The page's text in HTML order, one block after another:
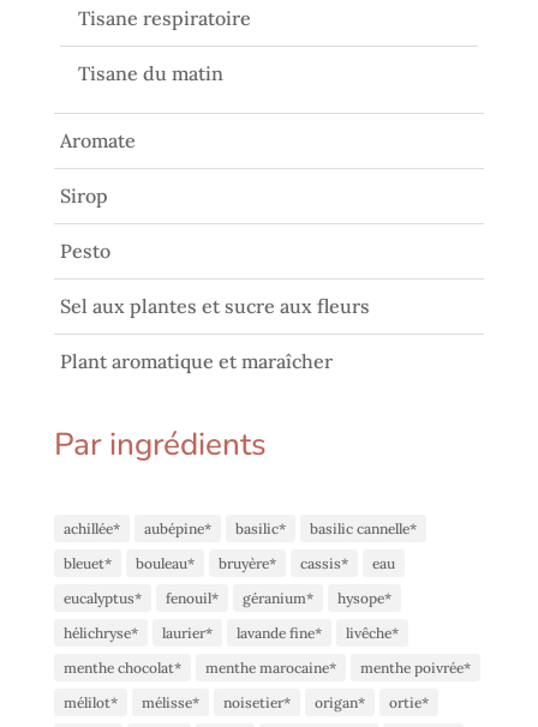
Tisane respiratoire
Tisane du matin
Aromate
Sirop
Pesto
Sel aux plantes et sucre aux fleurs
Plant aromatique et maraîcher
Par ingrédients
achillée* aubépine* basilic*
basilic cannelle*
bleuet*
bouleau* bruyère* cassis*
eau
eucalyptus*
fenouil* géranium*
hysope*
hélichryse*
laurier* lavande fine*
livêche*
menthe chocolat*
menthe marocaine*
menthe poivrée*
mélilot*
mélisse* noisetier* origan*
ortie*